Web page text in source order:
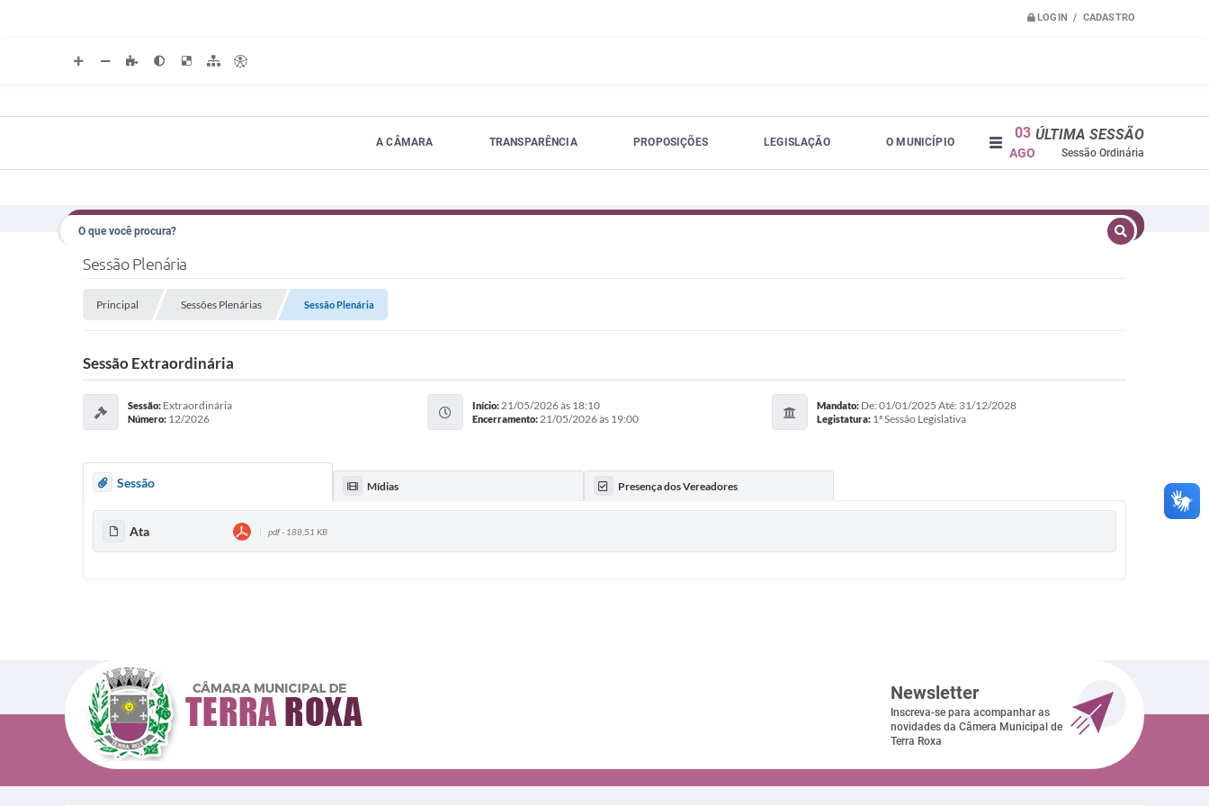
LOGIN / CADASTRO
A CÂMARA TRANSPARÊNCIA PROPOSIÇÕES LEGISLAÇÃO O MUNICÍPIO
03
AGO
ÚLTIMA SESSÃO
Sessão Ordinária
Sessão Plenária
Principal Sessões Plenárias Sessão Plenária
Sessão Extraordinária
Sessão: Extraordinária
Número: 12/2026
Início:21/05/2026 às 18:10
Encerramento:21/05/2026 às 19:00
Mandato:De: 01/01/2025 Até: 31/12/2028
Legistatura:1ª Sessão Legislativa
Sessão Mídias Presença dos Vereadores
Ata pdf - 188,51 KB
Newsletter
Inscreva-se para acompanhar as
novidades da Câmera Municipal de
Terra Roxa